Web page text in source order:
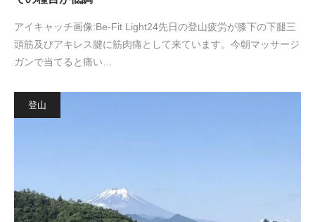
アイキャッチ画像:Be-Fit Light24先日の登山疲労が膝下の下腿三
頭筋及びアキレス腱に筋肉痛として来ています。今朝マッサージ
ガンで当てると痛い…
登山